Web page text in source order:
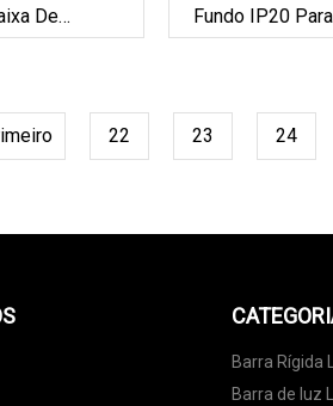
De
Na
Fundo IP20
22 23 24
Barra Rígida
Barra de luz